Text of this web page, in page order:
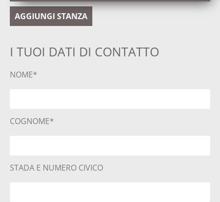
AGGIUNGI STANZA
I TUOI DATI DI CONTATTO
NOME*
COGNOME*
STADA E NUMERO CIVICO